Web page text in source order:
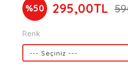
%50 295,00TL
Renk